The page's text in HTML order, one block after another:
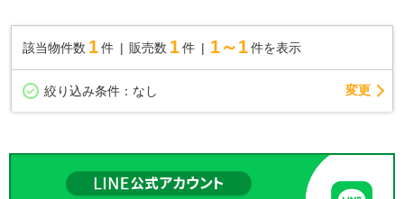
該当物件数 1件 販売数 1 件 1～1 件を表示
絞り込み条件： なし 変更